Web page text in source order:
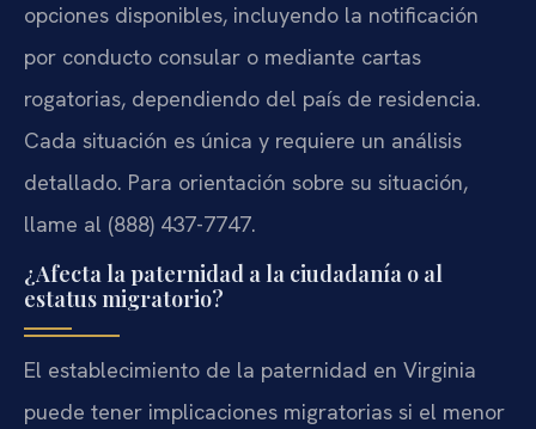
opciones disponibles, incluyendo la notificación
por conducto consular o mediante cartas
rogatorias, dependiendo del país de residencia.
Cada situación es única y requiere un análisis
detallado. Para orientación sobre su situación,
llame al (888) 437-7747.
¿Afecta la paternidad a la ciudadanía o al
estatus migratorio?
El establecimiento de la paternidad en Virginia
puede tener implicaciones migratorias si el menor